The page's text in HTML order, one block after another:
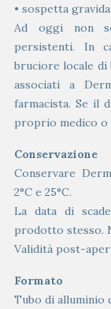
• sospetta
Ad oggi non
persistenti. In
bruciore locale di
associati a
farmacista. Se il
proprio medico o
Conservazione
Conservare
2°C e 25°C.
La data di
prodotto stesso.
Validità post-
Formato
Tubo di alluminio